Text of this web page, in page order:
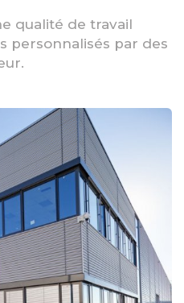
qualité de travail
personnalisés par des